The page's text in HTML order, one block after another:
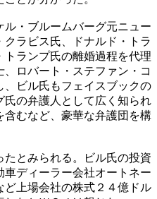
ル・ブルームバーグ元ニュー
ラビス氏、ドナルド・トラ
ランプ氏の離婚過程を代理
ロバート・ステファン・コ
ビル氏もフェイスブックの
の弁護人として広く知られ
むなど、豪華な弁護団を構
とみられる。ビル氏の投資
ディーラー会社オートネー
ど上場会社の株式２４億ドル